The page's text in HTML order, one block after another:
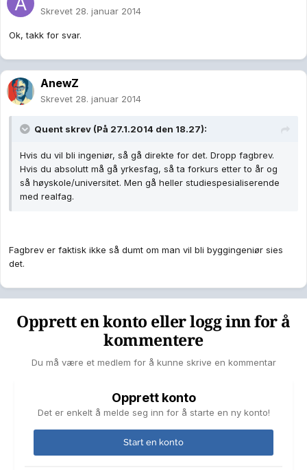
Skrevet 28. januar 2014
Ok, takk for svar.
AnewZ
Skrevet 28. januar 2014
Quent skrev (På 27.1.2014 den 18.27):
Hvis du vil bli ingeniør, så gå direkte for det. Dropp fagbrev.
Hvis du absolutt må gå yrkesfag, så ta forkurs etter to år og
så høyskole/universitet. Men gå heller studiespesialiserende
med realfag.
Fagbrev er faktisk ikke så dumt om man vil bli byggingeniør sies
det.
Opprett en konto eller logg inn for å
kommentere
Du må være et medlem for å kunne skrive en kommentar
Opprett konto
Det er enkelt å melde seg inn for å starte en ny konto!
Start en konto